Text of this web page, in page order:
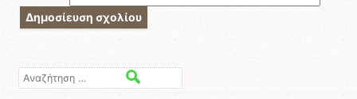
Αναζήτηση